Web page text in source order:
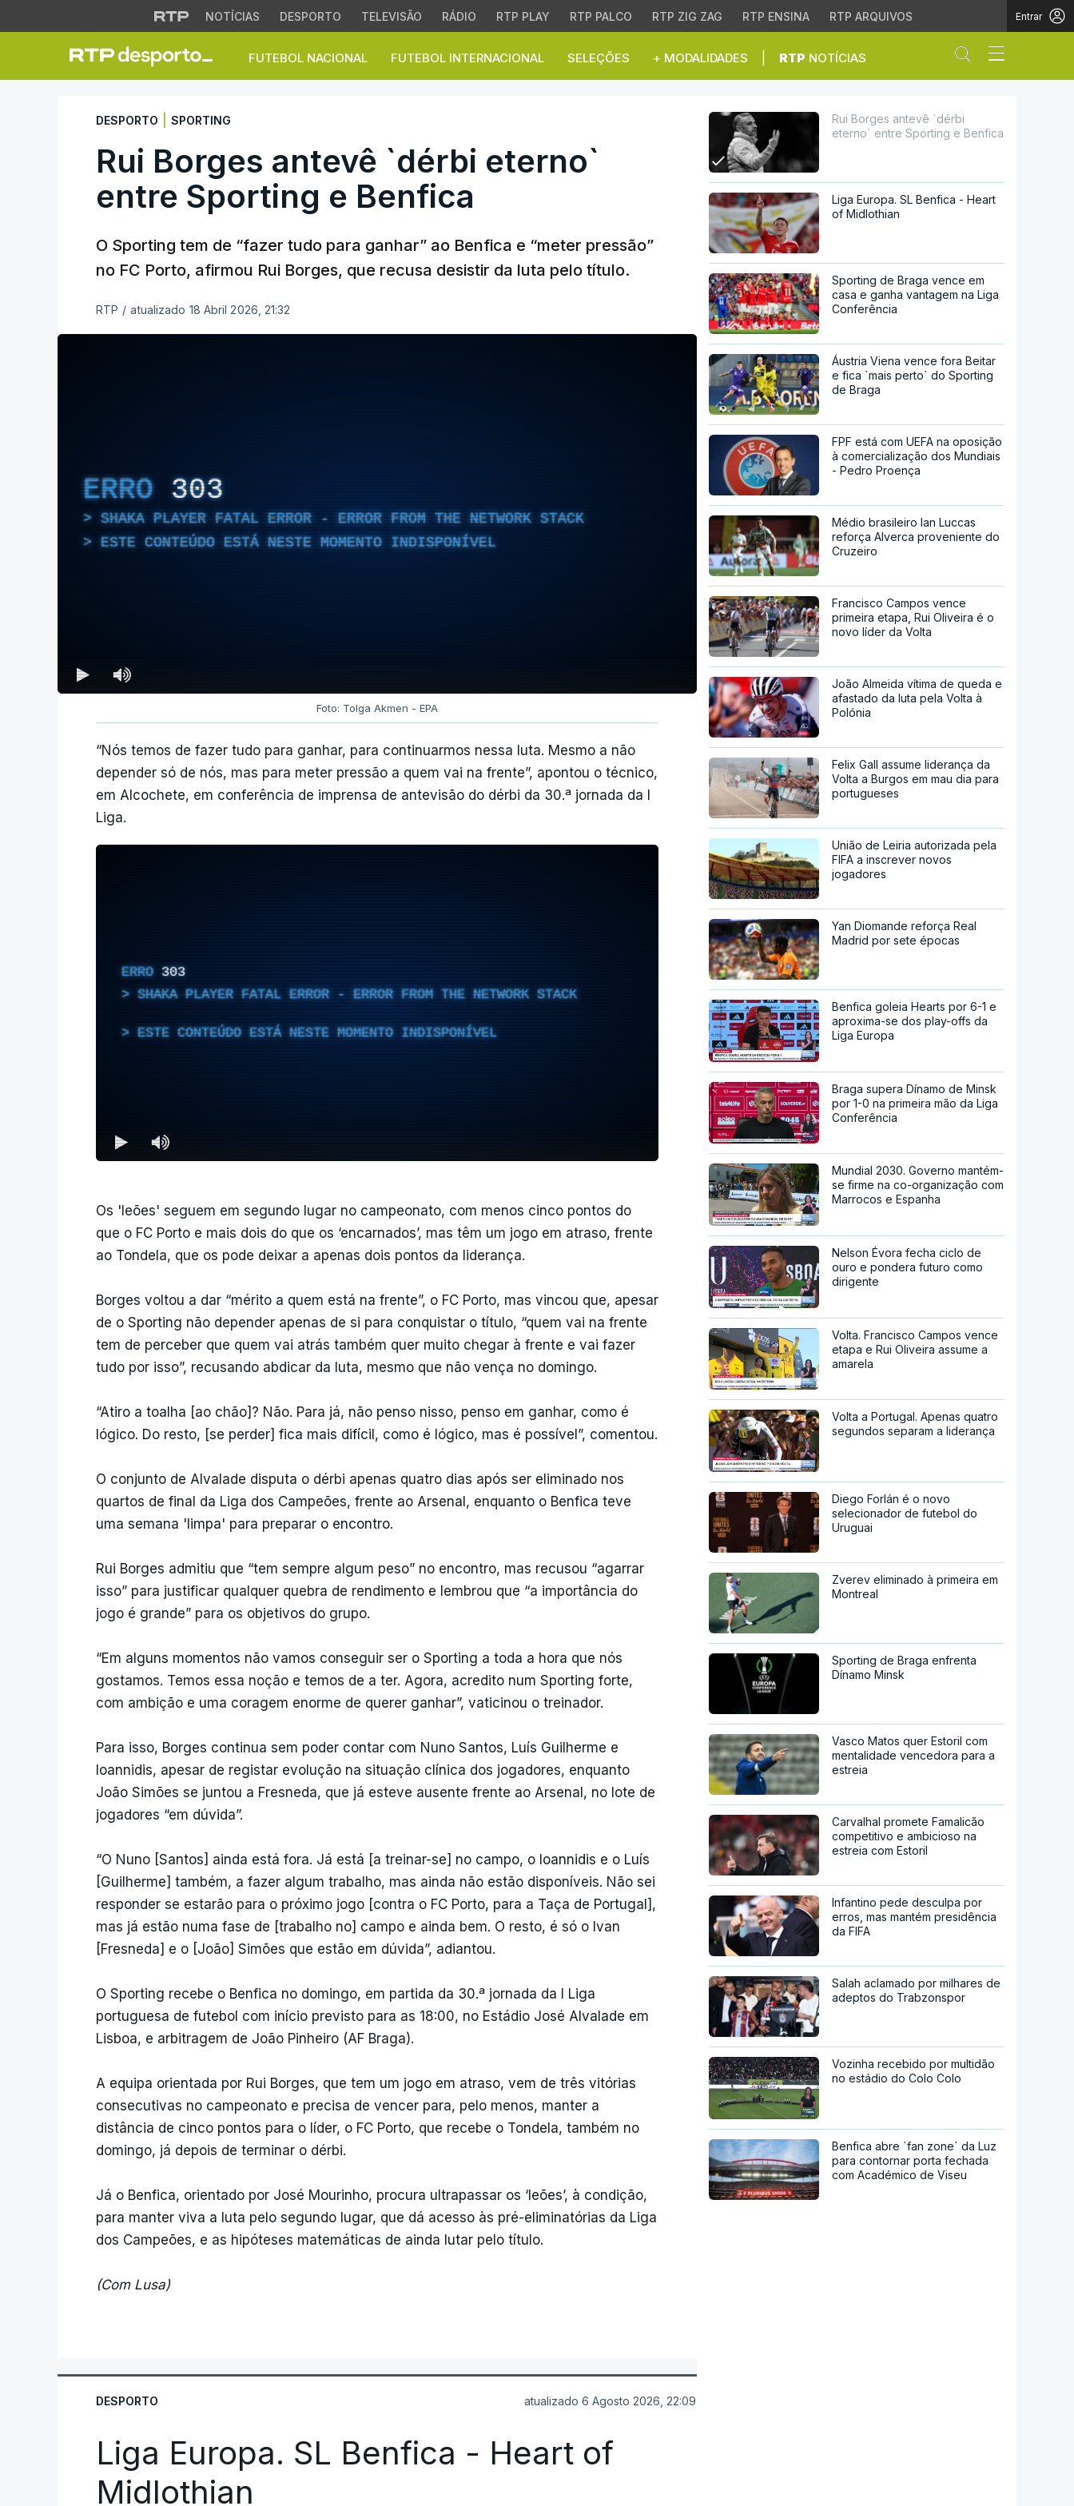
NOTÍCIAS DESPORTO TELEVISÃO RÁDIO RTP PLAY RTP PALCO RTP ZIG ZAG RTP ENSINA RTP ARQUIVOS Entrar
FUTEBOL NACIONAL FUTEBOL INTERNACIONAL SELEÇÕES + MODALIDADES RTP NOTÍCIAS Abrir campo
Rui Borges antevê `dérbi eterno` entre Sporting e Benfica
DESPORTO SPORTING
Rui Borges antevê `dérbi eterno`
entre Sporting e Benfica
O Sporting tem de “fazer tudo para ganhar” ao Benfica e “meter pressão”
no FC Porto, afirmou Rui Borges, que recusa desistir da luta pelo título.
RTP / atualizado 18 Abril 2026, 21:32
ERRO 303
SHAKA PLAYER FATAL ERROR - ERROR FROM THE NETWORK STACK
ESTE CONTEÚDO ESTÁ NESTE MOMENTO INDISPONÍVEL
Foto: Tolga Akmen - EPA
“Nós temos de fazer tudo para ganhar, para continuarmos nessa luta. Mesmo a não
depender só de nós, mas para meter pressão a quem vai na frente”, apontou o técnico,
em Alcochete, em conferência de imprensa de antevisão do dérbi da 30.ª jornada da I
Liga.
ERRO 303
SHAKA PLAYER FATAL ERROR - ERROR FROM THE NETWORK STACK
ESTE CONTEÚDO ESTÁ NESTE MOMENTO INDISPONÍVEL
Os 'leões' seguem em segundo lugar no campeonato, com menos cinco pontos do
que o FC Porto e mais dois do que os ‘encarnados’, mas têm um jogo em atraso, frente
ao Tondela, que os pode deixar a apenas dois pontos da liderança.
Borges voltou a dar “mérito a quem está na frente”, o FC Porto, mas vincou que, apesar
de o Sporting não depender apenas de si para conquistar o título, “quem vai na frente
tem de perceber que quem vai atrás também quer muito chegar à frente e vai fazer
tudo por isso”, recusando abdicar da luta, mesmo que não vença no domingo.
“Atiro a toalha [ao chão]? Não. Para já, não penso nisso, penso em ganhar, como é
lógico. Do resto, [se perder] fica mais difícil, como é lógico, mas é possível”, comentou.
O conjunto de Alvalade disputa o dérbi apenas quatro dias após ser eliminado nos
quartos de final da Liga dos Campeões, frente ao Arsenal, enquanto o Benfica teve
uma semana 'limpa' para preparar o encontro.
Rui Borges admitiu que “tem sempre algum peso” no encontro, mas recusou “agarrar
isso” para justificar qualquer quebra de rendimento e lembrou que “a importância do
jogo é grande” para os objetivos do grupo.
“Em alguns momentos não vamos conseguir ser o Sporting a toda a hora que nós
gostamos. Temos essa noção e temos de a ter. Agora, acredito num Sporting forte,
com ambição e uma coragem enorme de querer ganhar”, vaticinou o treinador.
Para isso, Borges continua sem poder contar com Nuno Santos, Luís Guilherme e
Ioannidis, apesar de registar evolução na situação clínica dos jogadores, enquanto
João Simões se juntou a Fresneda, que já esteve ausente frente ao Arsenal, no lote de
jogadores “em dúvida”.
“O Nuno [Santos] ainda está fora. Já está [a treinar-se] no campo, o Ioannidis e o Luís
[Guilherme] também, a fazer algum trabalho, mas ainda não estão disponíveis. Não sei
responder se estarão para o próximo jogo [contra o FC Porto, para a Taça de Portugal],
mas já estão numa fase de [trabalho no] campo e ainda bem. O resto, é só o Ivan
[Fresneda] e o [João] Simões que estão em dúvida”, adiantou.
O Sporting recebe o Benfica no domingo, em partida da 30.ª jornada da I Liga
portuguesa de futebol com início previsto para as 18:00, no Estádio José Alvalade em
Lisboa, e arbitragem de João Pinheiro (AF Braga).
A equipa orientada por Rui Borges, que tem um jogo em atraso, vem de três vitórias
consecutivas no campeonato e precisa de vencer para, pelo menos, manter a
distância de cinco pontos para o líder, o FC Porto, que recebe o Tondela, também no
domingo, já depois de terminar o dérbi.
Já o Benfica, orientado por José Mourinho, procura ultrapassar os ‘leões’, à condição,
para manter viva a luta pelo segundo lugar, que dá acesso às pré-eliminatórias da Liga
dos Campeões, e as hipóteses matemáticas de ainda lutar pelo título.
(Com Lusa)
DESPORTO atualizado 6 Agosto 2026, 22:09
Liga Europa. SL Benfica - Heart of
Midlothian
Rui Borges antevê `dérbi
eterno` entre Sporting e Benfica
Liga Europa. SL Benfica - Heart
of Midlothian
Sporting de Braga vence em
casa e ganha vantagem na Liga
Conferência
Áustria Viena vence fora Beitar
e fica `mais perto` do Sporting
de Braga
FPF está com UEFA na oposição
à comercialização dos Mundiais
- Pedro Proença
Médio brasileiro Ian Luccas
reforça Alverca proveniente do
Cruzeiro
Francisco Campos vence
primeira etapa, Rui Oliveira é o
novo líder da Volta
João Almeida vítima de queda e
afastado da luta pela Volta à
Polónia
Felix Gall assume liderança da
Volta a Burgos em mau dia para
portugueses
União de Leiria autorizada pela
FIFA a inscrever novos
jogadores
Yan Diomande reforça Real
Madrid por sete épocas
Benfica goleia Hearts por 6-1 e
aproxima-se dos play-offs da
Liga Europa
Braga supera Dínamo de Minsk
por 1-0 na primeira mão da Liga
Conferência
Mundial 2030. Governo mantém-
se firme na co-organização com
Marrocos e Espanha
Nelson Évora fecha ciclo de
ouro e pondera futuro como
dirigente
Volta. Francisco Campos vence
etapa e Rui Oliveira assume a
amarela
Volta a Portugal. Apenas quatro
segundos separam a liderança
Diego Forlán é o novo
selecionador de futebol do
Uruguai
Zverev eliminado à primeira em
Montreal
Sporting de Braga enfrenta
Dínamo Minsk
Vasco Matos quer Estoril com
mentalidade vencedora para a
estreia
Carvalhal promete Famalicão
competitivo e ambicioso na
estreia com Estoril
Infantino pede desculpa por
erros, mas mantém presidência
da FIFA
Salah aclamado por milhares de
adeptos do Trabzonspor
Vozinha recebido por multidão
no estádio do Colo Colo
Benfica abre `fan zone` da Luz
para contornar porta fechada
com Académico de Viseu